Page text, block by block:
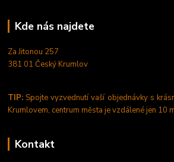
Kde nás najdete
Za Jitonou 257
381 01 Český Krumlov
TIP: Spojte vyzvednutí vaší objednávky s
Krumlovem, centrum města je vzdálené jen 10
Kontakt